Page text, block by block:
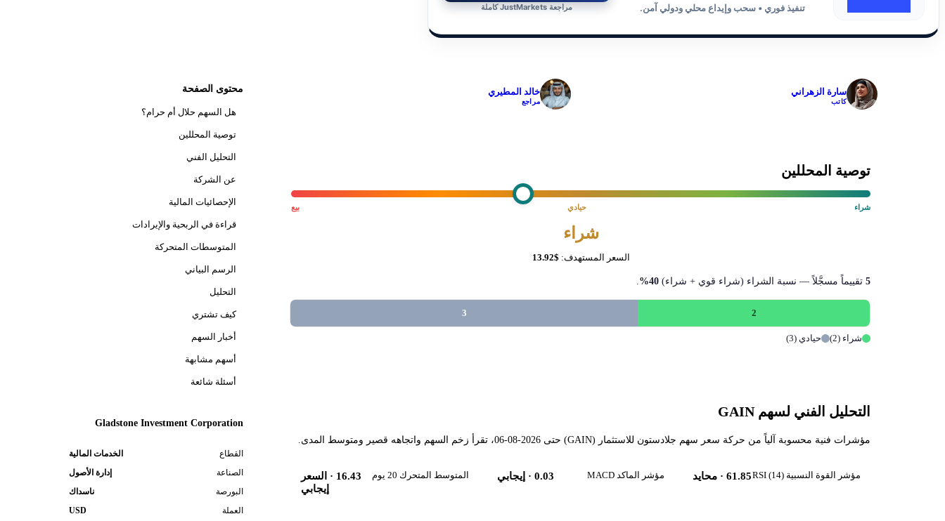
تنفيذ فوري • سحب وإيداع محلي ودولي آمن. مراجعة JustMarkets كاملة
محتوى الصفحة
هل السهم حلال أم حرام؟
توصية المحللين
التحليل الفني
عن الشركة
الإحصائيات المالية
قراءة في الربحية والإيرادات
المتوسطات المتحركة
الرسم البياني
التحليل
كيف تشتري
أخبار السهم
أسهم مشابهة
أسئلة شائعة
Gladstone Investment Corporation
القطاع
الخدمات المالية
الصناعة
إدارة الأصول
البورصة
ناسداك
العملة
USD
سارة الزهراني
كاتب
خالد المطيري
مراجع
توصية المحللين
بيع حيادي شراء
شراء
السعر المستهدف: $13.92
5 تقييماً مسجَّلاً — نسبة الشراء (شراء قوي + شراء) 40%
2
3
شراء (2) حيادي (3)
التحليل الفني لسهم GAIN
مؤشرات فنية محسوبة آلياً من حركة سعر سهم جلادستون للاستثمار (GAIN) حتى 2026-08-06، تقرأ زخم السهم واتجاهه قصير ومتوسط المدى.
مؤشر القوة النسبية RSI (14) 61.85· محايد مؤشر الماكد MACD 0.03 · إيجابي المتوسط المتحرك 20 يوم 16.43 · السعر
إيجابي